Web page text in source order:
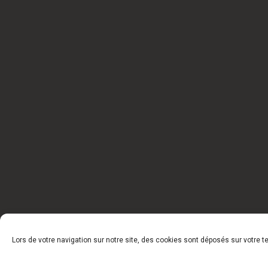
Lors de votre navigation sur notre site, des cookies sont déposés sur votre